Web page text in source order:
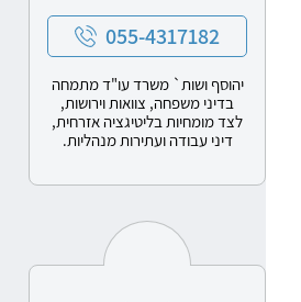
055-4317182
יהוסף ושות` משרד עו"ד מתמחה
בדיני משפחה, צוואות וירושות,
לצד מומחיות בליטיגציה אזרחית,
דיני עבודה ועתירות מנהליות.